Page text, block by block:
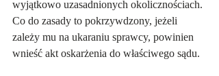
wyjątkowo uzasadnionych okolicznościach.
Co do zasady to pokrzywdzony, jeżeli
zależy mu na ukaraniu sprawcy, powinien
wnieść akt oskarżenia do właściwego sądu.